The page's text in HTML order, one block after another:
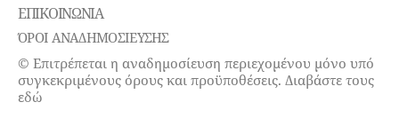
ΕΠΙΚΟΙΝΩΝΊΑ
ΌΡΟΙ ΑΝΑΔΗΜΟΣΙΕΥΣΗΣ
© Επιτρέπεται η αναδημοσίευση περιεχομένου μόνο υπό
συγκεκριμένους όρους και προϋποθέσεις. Διαβάστε τους
εδώ